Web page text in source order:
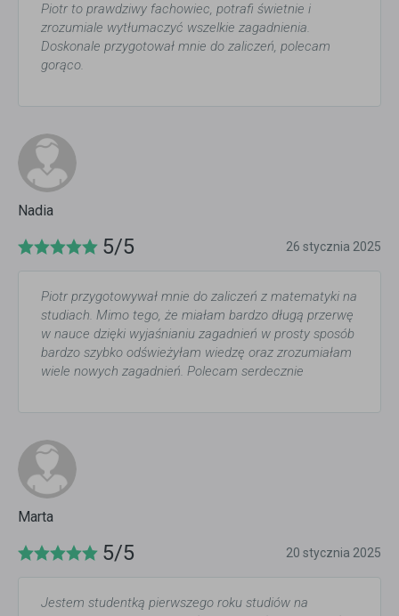
Piotr to prawdziwy fachowiec, potrafi świetnie i
zrozumiale wytłumaczyć wszelkie zagadnienia.
Doskonale przygotował mnie do zaliczeń, polecam
gorąco.
Nadia
5/5 26 stycznia 2025
Piotr przygotowywał mnie do zaliczeń z matematyki na
studiach. Mimo tego, że miałam bardzo długą przerwę
w nauce dzięki wyjaśnianiu zagadnień w prosty sposób
bardzo szybko odświeżyłam wiedzę oraz zrozumiałam
wiele nowych zagadnień. Polecam serdecznie
Marta
5/5 20 stycznia 2025
Jestem studentką pierwszego roku studiów na